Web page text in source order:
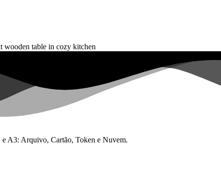
A3: Arquivo, Cartão, Token e Nuvem.